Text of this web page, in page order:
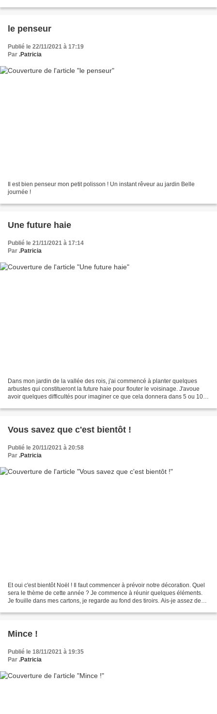
le penseur
Publié le 22/11/2021 à 17:19
Par .Patricia
Il est bien penseur mon petit polisson ! Un instant rêveur au jardin Belle
journée !
Une future haie
Publié le 21/11/2021 à 17:14
Par .Patricia
Dans mon jardin de la vallée des rois, j'ai commencé à planter quelques
arbustes qui constitueront la future haie pour flouter le voisinage. J'avoue
avoir quelques difficultés pour imaginer ce que cela donnera dans 5 ou 10
Vous savez que c'est bientôt !
Publié le 20/11/2021 à 20:58
Par .Patricia
Et oui c'est bientôt Noël ! Il faut commencer à prévoir notre décoration. Quel
sera le thème de cette année ? Je commence à réunir quelques éléments.
Je fouille dans mes cartons, je regarde au fond des tiroirs. Ais-je assez de
Mince !
Publié le 18/11/2021 à 19:35
Par .Patricia